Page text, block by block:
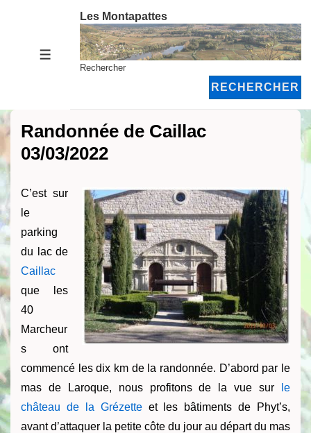
MENU
Les Montapattes
Rechercher
RECHERCHER
Randonnée de Caillac
03/03/2022
C’est sur
le
parking
du lac de
Caillac
que les
40
Marcheur
s ont
commencé les dix km de la randonnée. D’abord par le
mas de Laroque, nous profitons de la vue sur
le
château de la Grézetteet les bâtiments de Phyt’s,
avant d’attaquer la petite côte du jour au départ du mas